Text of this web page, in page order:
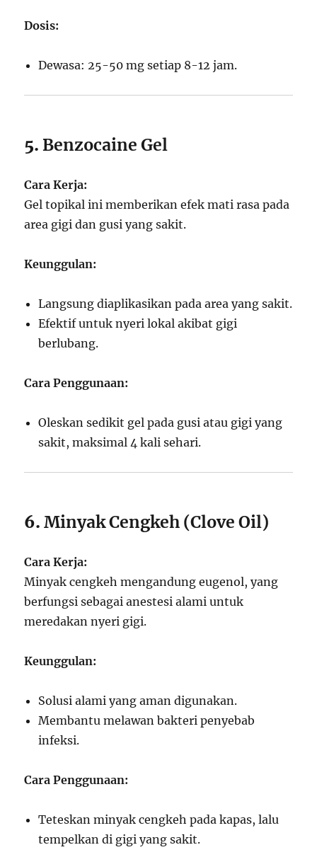
Dosis:
Dewasa: 25-50 mg setiap 8-12 jam.
5.Benzocaine Gel
Cara Kerja:
Gel topikal ini memberikan efek mati rasa pada
area gigi dan gusi yang sakit.
Keunggulan:
Langsung diaplikasikan pada area yang sakit.
Efektif untuk nyeri lokal akibat gigi
berlubang.
Cara Penggunaan:
Oleskan sedikit gel pada gusi atau gigi yang
sakit, maksimal 4 kali sehari.
6.Minyak Cengkeh (Clove Oil)
Cara Kerja:
Minyak cengkeh mengandung eugenol, yang
berfungsi sebagai anestesi alami untuk
meredakan nyeri gigi.
Keunggulan:
Solusi alami yang aman digunakan.
Membantu melawan bakteri penyebab
infeksi.
Cara Penggunaan:
Teteskan minyak cengkeh pada kapas, lalu
tempelkan di gigi yang sakit.